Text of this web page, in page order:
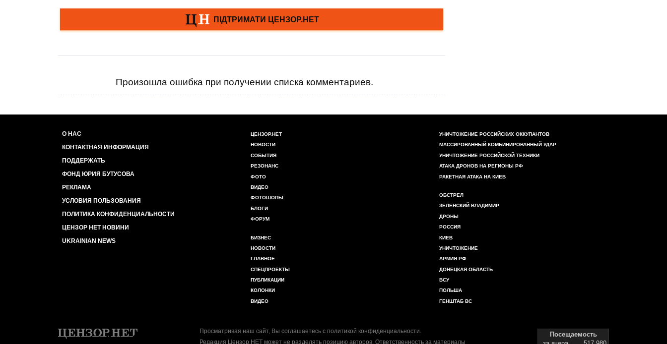
Произошла ошибка при получении списка комментариев.
О НАС
КОНТАКТНАЯ ИНФОРМАЦИЯ
ПОДДЕРЖАТЬ
ФОНД ЮРИЯ БУТУСОВА
РЕКЛАМА
УСЛОВИЯ ПОЛЬЗОВАНИЯ
ПОЛИТИКА КОНФИДЕНЦИАЛЬНОСТИ
ЦЕНЗОР НЕТ НОВИНИ
UKRAINIAN NEWS
ЦЕНЗОР.НЕТ
НОВОСТИ
СОБЫТИЯ
РЕЗОНАНС
ФОТО
ВИДЕО
ФОТОШОПЫ
БЛОГИ
ФОРУМ
БИЗНЕС
НОВОСТИ
ГЛАВНОЕ
СПЕЦПРОЕКТЫ
ПУБЛИКАЦИИ
КОЛОНКИ
ВИДЕО
УНИЧТОЖЕНИЕ РОССИЙСКИХ ОККУПАНТОВ
МАССИРОВАННЫЙ КОМБИНИРОВАННЫЙ УДАР
УНИЧТОЖЕНИЕ РОССИЙСКОЙ ТЕХНИКИ
АТАКА ДРОНОВ НА РЕГИОНЫ РФ
РАКЕТНАЯ АТАКА НА КИЕВ
ОБСТРЕЛ
ЗЕЛЕНСКИЙ ВЛАДИМИР
ДРОНЫ
РОССИЯ
КИЕВ
УНИЧТОЖЕНИЕ
АРМИЯ РФ
ДОНЕЦКАЯ ОБЛАСТЬ
ВСУ
ПОЛЬША
ГЕНШТАБ ВС
Просматривая наш сайт, Вы соглашаетесь с политикой конфиденциальности.
Редакция Цензор.НЕТ может не разделять позицию авторов. Ответственность за материалы
Посещаемость